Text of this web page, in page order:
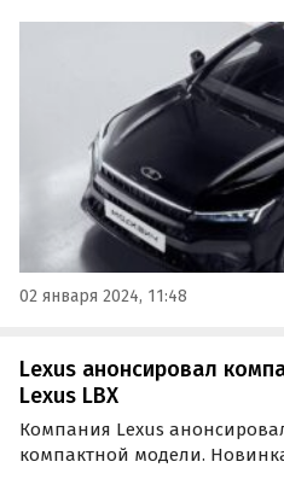
«Автоновости дня» со
собственного мониторинга
02 января 2024, 11:48
Lexus анонсировал
Lexus LBX
Компания Lexus
компактной модели.